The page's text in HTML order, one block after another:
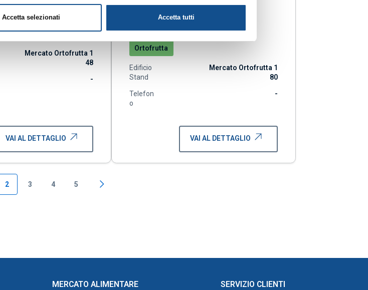
Accetta selezionati Accetta tutti
Mercato Ortofrutta 1
48
-
VAI AL DETTAGLIO
ORNAGHI SOCIETA'
AGRICOLA
Ortofrutta
Edificio
Mercato Ortofrutta 1
Stand
80
Telefon
o
-
VAI AL DETTAGLIO
2 3 4 5
Pagina successiva
MERCATO ALIMENTARE SERVIZIO CLIENTI